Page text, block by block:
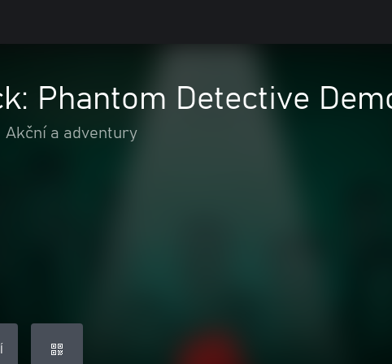
Phantom Detective
Akční a adventury